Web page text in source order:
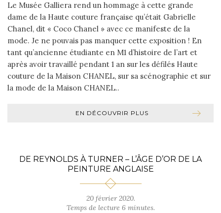
Le Musée Galliera rend un hommage à cette grande
dame de la Haute couture française qu’était Gabrielle
Chanel, dit « Coco Chanel » avec ce manifeste de la
mode. Je ne pouvais pas manquer cette exposition ! En
tant qu’ancienne étudiante en M1 d’histoire de l’art et
après avoir travaillé pendant 1 an sur les défilés Haute
couture de la Maison CHANEL, sur sa scénographie et sur
la mode de la Maison CHANEL..
EN DÉCOUVRIR PLUS
DE REYNOLDS À TURNER – L’ÂGE D’OR DE LA
PEINTURE ANGLAISE
20 février 2020.
Temps de lecture 6 minutes.